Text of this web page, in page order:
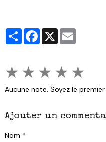
PartagerFacebook
X
★ ★ ★ ★ ★
Aucune note. Soyez le
Ajouter un
Nom